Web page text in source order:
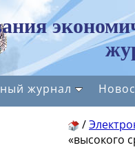
журнал
/
«высокого